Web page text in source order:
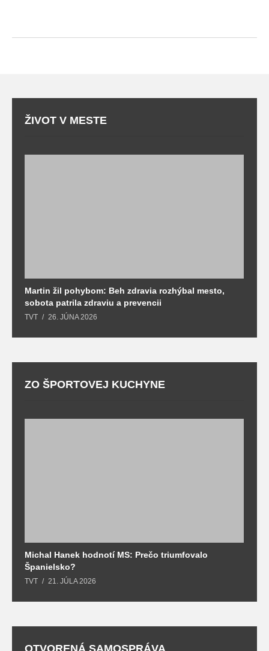
ŽIVOT V MESTE
Martin žil pohybom: Beh zdravia rozhýbal mesto,
sobota patrila zdraviu a prevencii
TVT 26. JÚNA 2026
ZO ŠPORTOVEJ KUCHYNE
Michal Hanek hodnotí MS: Prečo triumfovalo
Španielsko?
TVT 21. JÚLA 2026
OTVORENÁ SAMOSPRÁVA